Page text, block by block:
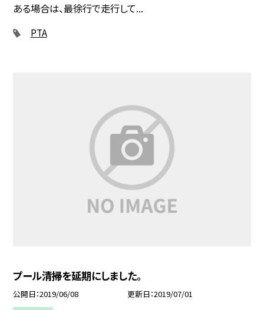
ある場合は、最徐行で走行して...
PTA
プール清掃を延期にしました。
公開日 2019/06/08 更新日 2019/07/01